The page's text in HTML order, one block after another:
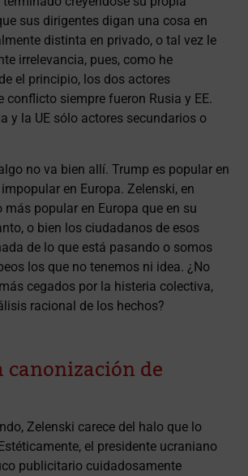
sus dirigentes digan una cosa en
distinta en privado, o tal vez le
irrelevancia, pues, como he
el principio, los dos actores
conflicto siempre fueron Rusia y EE.
y la UE sólo actores secundarios o
no va bien allí. Trump es popular en
en Europa. Zelenski, en
más popular en Europa que en su
o bien los ciudadanos de esos
de lo que está pasando o somos
los que no tenemos ni idea. ¿No
cegados por la histeria colectiva,
racional de los hechos?
canonización de
Zelenski carece del halo que lo
el presidente ucraniano
publicitario cuidadosamente